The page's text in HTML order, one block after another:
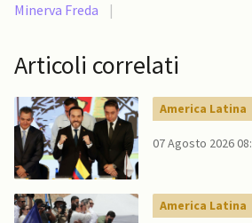
Minerva Freda |
Articoli correlati
America Latina
07 Agosto 2026
America Latina